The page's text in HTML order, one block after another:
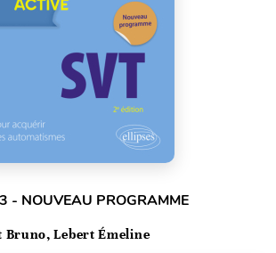
- NOUVEAU PROGRAMME
Bruno, Lebert Émeline